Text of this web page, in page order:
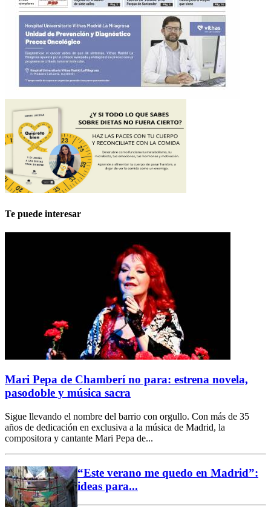
Te puede interesar
Mari Pepa de Chamberí no para: estrena novela,
pasodoble y música sacra
Sigue llevando el nombre del barrio con orgullo. Con más de 35
años de dedicación en exclusiva a la música de Madrid, la
compositora y cantante Mari Pepa de...
“Este verano me quedo en Madrid”:
ideas para...